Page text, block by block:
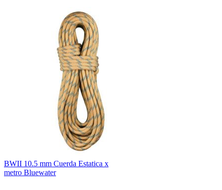
BWII 10.5 mm Cuerda Estatica x
metro Bluewater